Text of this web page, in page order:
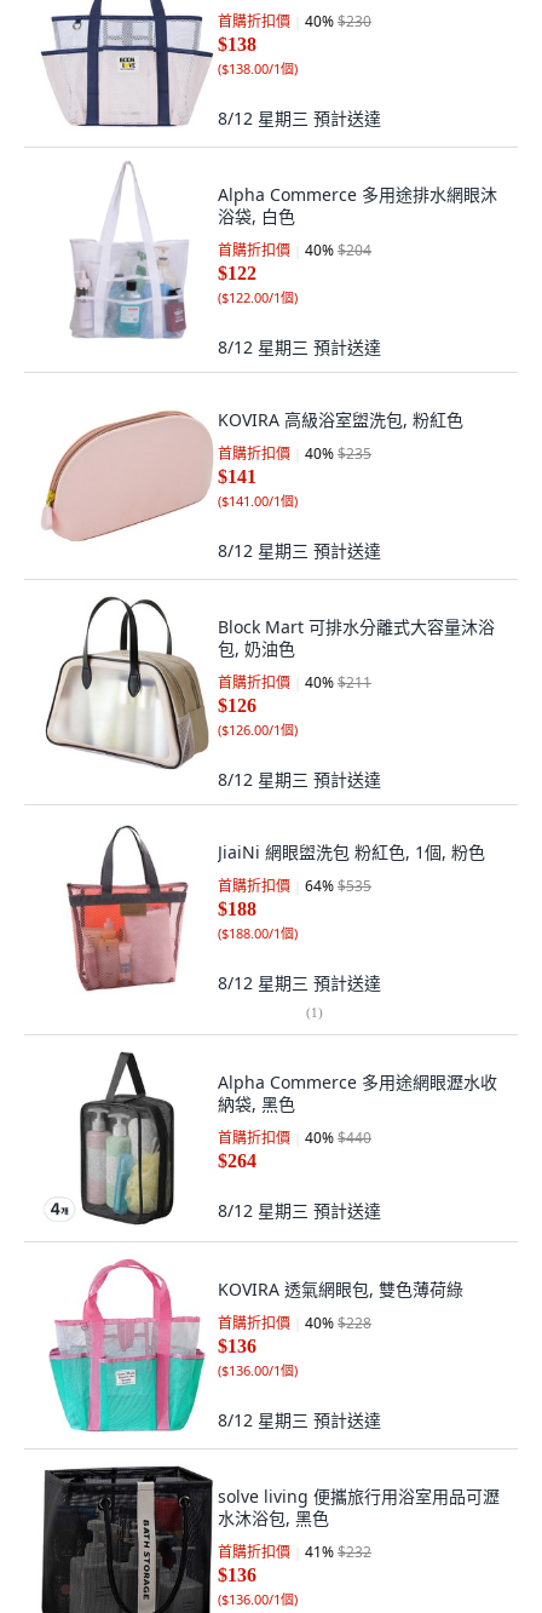
首購折扣價 40%$230
$138
($138.00/1個)
8/12 星期三 預計送達
Alpha Commerce 多用途排水網眼沐
浴袋, 白色
首購折扣價 40%$204
$122
($122.00/1個)
8/12 星期三 預計送達
KOVIRA 高級浴室盥洗包, 粉紅色
首購折扣價 40%$235
$141
($141.00/1個)
8/12 星期三 預計送達
Block Mart 可排水分離式大容量沐浴
包, 奶油色
首購折扣價 40%$211
$126
($126.00/1個)
8/12 星期三 預計送達
JiaiNi 網眼盥洗包 粉紅色, 1個, 粉色
首購折扣價 64%$535
$188
($188.00/1個)
8/12 星期三 預計送達
(1)
Alpha Commerce 多用途網眼瀝水收
納袋, 黑色
首購折扣價 40%$440
$264
8/12 星期三 預計送達
KOVIRA 透氣網眼包, 雙色薄荷綠
首購折扣價 40%$228
$136
($136.00/1個)
8/12 星期三 預計送達
solve living 便攜旅行用浴室用品可瀝
水沐浴包, 黑色
首購折扣價 41%$232
$136
($136.00/1個)